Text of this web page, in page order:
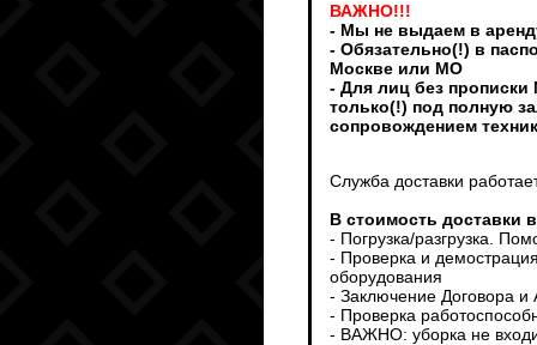
ВАЖНО!!!
- Мы не выдаем в
- Обязательно(!) в
Москве или МО
- Для лиц без
только(!) под полную
сопровождением
Служба доставки
В стоимость доставки
- Погрузка/разгрузка.
- Проверка и
оборудования
- Заключение Договора и
- Проверка
- ВАЖНО: уборка не